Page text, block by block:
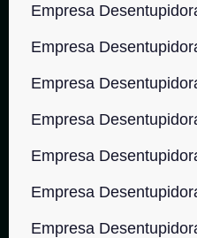
Empresa
Empresa
Empresa
Empresa
Empresa
Empresa
Empresa